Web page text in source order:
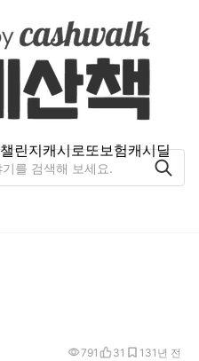
린지캐시로또보험캐시딜
1년 전
791 31 13